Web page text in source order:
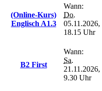
(Online-Kurs)
Englisch A1.3
Wann:
Do.
05.11.2026,
18.15 Uhr
B2 First
Wann:
Sa.
21.11.2026,
9.30 Uhr